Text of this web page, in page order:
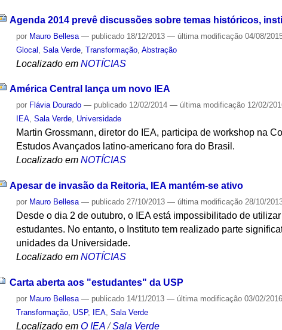
Agenda 2014 prevê discussões sobre temas históricos,
por Mauro Bellesa — publicado 18/12/2013— última modificação 04/08/
Glocal ,Sala Verde ,Transformação ,Abstração
Localizado em NOTÍCIAS
América Central lança um novo IEA
por Flávia Dourado — publicado 12/02/2014— última modificação 12/02/
IEA,Sala Verde, Universidade
Martin Grossmann, diretor do IEA, participa de workshop na
Estudos Avançados latino-americano fora do Brasil.
Localizado em NOTÍCIAS
Apesar de invasão da Reitoria, IEA mantém-se ativo
por Mauro Bellesa — publicado 27/10/2013— última modificação 28/10/
Desde o dia 2 de outubro, o IEA está impossibilitado de
estudantes. No entanto, o Instituto tem realizado parte
unidades da Universidade.
Localizado em NOTÍCIAS
Carta aberta aos "estudantes" da USP
por Mauro Bellesa — publicado 14/11/2013— última modificação 03/02/
Transformação USP, IEA ,Sala Verde
Localizado em O IEA /Sala Verde